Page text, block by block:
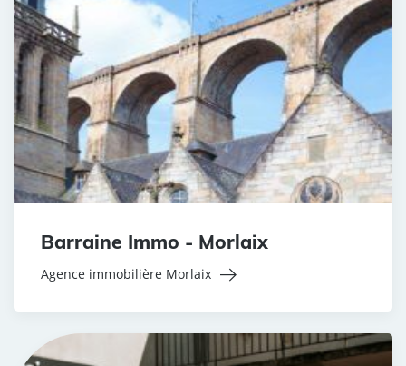
Barraine Immo - Morlaix
Agence immobilière Morlaix